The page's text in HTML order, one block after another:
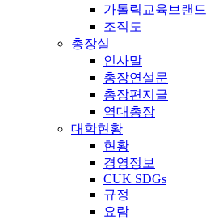
가톨릭교육브랜드
조직도
총장실
인사말
총장연설문
총장편지글
역대총장
대학현황
현황
경영정보
CUK SDGs
규정
요람